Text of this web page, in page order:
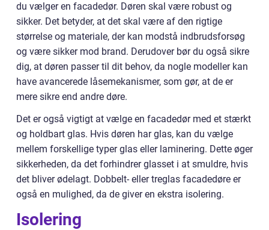
du vælger en facadedør. Døren skal være robust og
sikker. Det betyder, at det skal være af den rigtige
størrelse og materiale, der kan modstå indbrudsforsøg
og være sikker mod brand. Derudover bør du også sikre
dig, at døren passer til dit behov, da nogle modeller kan
have avancerede låsemekanismer, som gør, at de er
mere sikre end andre døre.
Det er også vigtigt at vælge en facadedør med et stærkt
og holdbart glas. Hvis døren har glas, kan du vælge
mellem forskellige typer glas eller laminering. Dette øger
sikkerheden, da det forhindrer glasset i at smuldre, hvis
det bliver ødelagt. Dobbelt- eller treglas facadedøre er
også en mulighed, da de giver en ekstra isolering.
Isolering